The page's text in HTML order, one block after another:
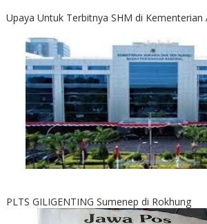
Upaya Untuk Terbitnya SHM di Kementerian
PLTS GILIGENTING Sumenep di Rokhung